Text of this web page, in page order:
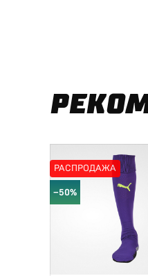
РАСПРОДАЖА
−50%